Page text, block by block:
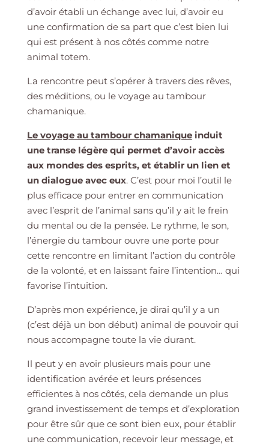
d’avoir établi un échange avec lui, d’avoir eu
une confirmation de sa part que c’est bien lui
qui est présent à nos côtés comme notre
animal totem.
La rencontre peut s’opérer à travers des rêves,
des méditions, ou le voyage au tambour
chamanique.
Le voyage au tambour chamaniqueinduit
une transe légère qui permet d’avoir accès
aux mondes des esprits, et établir un lien et
un dialogue avec eux. C’est pour moi l’outil le
plus efficace pour entrer en communication
avec l’esprit de l’animal sans qu’il y ait le frein
du mental ou de la pensée. Le rythme, le son,
l’énergie du tambour ouvre une porte pour
cette rencontre en limitant l’action du contrôle
de la volonté, et en laissant faire l’intention… qui
favorise l’intuition.
D’après mon expérience, je dirai qu’il y a un
(c’est déjà un bon début) animal de pouvoir qui
nous accompagne toute la vie durant.
Il peut y en avoir plusieurs mais pour une
identification avérée et leurs présences
efficientes à nos côtés, cela demande un plus
grand investissement de temps et d’exploration
pour être sûr que ce sont bien eux, pour établir
une communication, recevoir leur message, et